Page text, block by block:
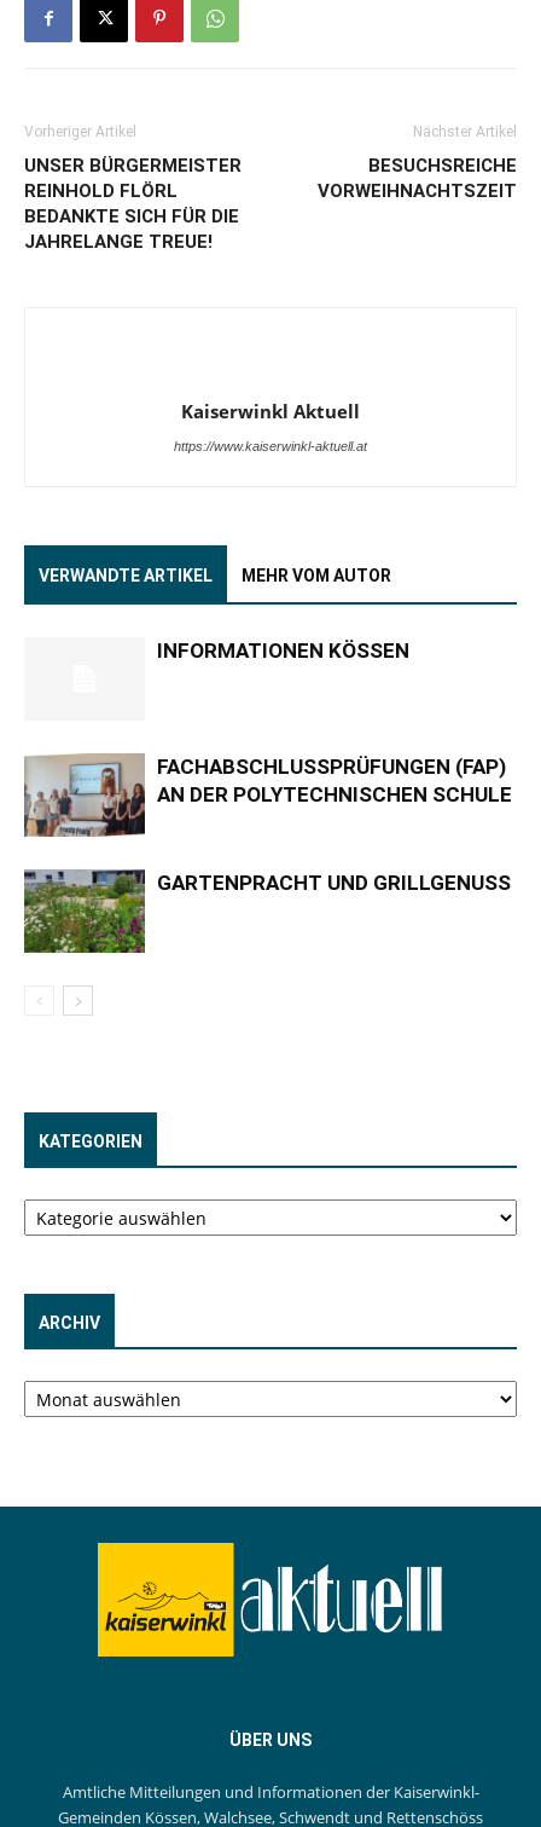
Vorheriger Artikel
UNSER BÜRGERMEISTER
REINHOLD FLÖRL
BEDANKTE SICH FÜR DIE
JAHRELANGE TREUE!
Nächster Artikel
BESUCHSREICHE
VORWEIHNACHTSZEIT
Kaiserwinkl Aktuell
https://www.kaiserwinkl-aktuell.at
VERWANDTE ARTIKEL MEHR VOM AUTOR
INFORMATIONEN KÖSSEN
FACHABSCHLUSSPRÜFUNGEN (FAP)
AN DER POLYTECHNISCHEN SCHULE
GARTENPRACHT UND GRILLGENUSS
KATEGORIEN
Kategorien
ARCHIV
Archiv
ÜBER UNS
Amtliche Mitteilungen und Informationen der Kaiserwinkl-
Gemeinden Kössen, Walchsee, Schwendt und Rettenschöss